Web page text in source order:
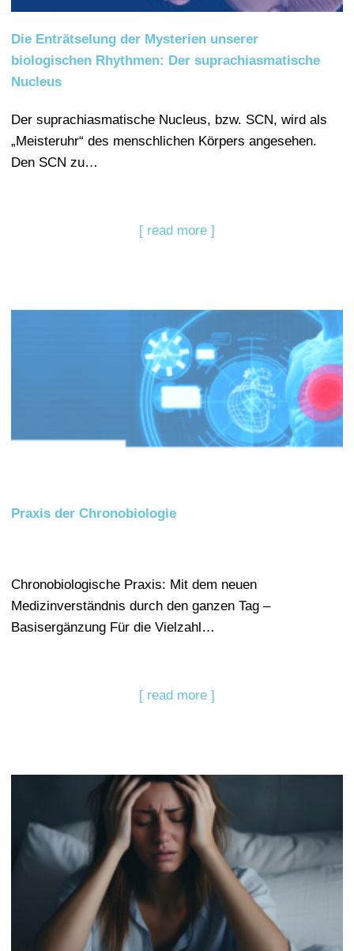
Die Enträtselung der Mysterien unserer
biologischen Rhythmen: Der suprachiasmatische
Nucleus
Der suprachiasmatische Nucleus, bzw. SCN, wird als
„Meisteruhr“ des menschlichen Körpers angesehen.
Den SCN zu…
[ read more ]
Praxis der Chronobiologie
Chronobiologische Praxis: Mit dem neuen
Medizinverständnis durch den ganzen Tag –
Basisergänzung Für die Vielzahl…
[ read more ]